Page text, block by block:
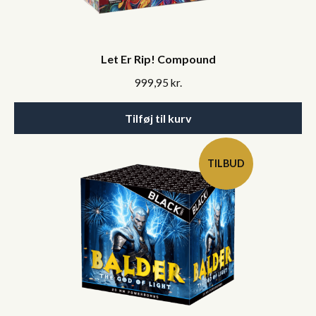
Let Er Rip! Compound
999,95 kr.
Tilføj til kurv
TILBUD